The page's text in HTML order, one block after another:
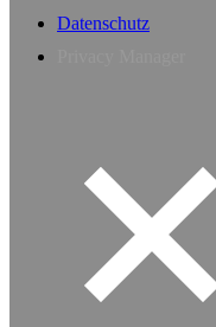
Datenschutz